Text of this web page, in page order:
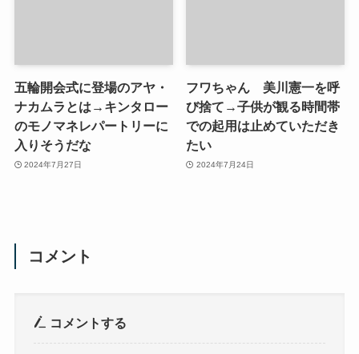
五輪開会式に登場のアヤ・
ナカムラとは→キンタロー
のモノマネレパートリーに
入りそうだな
2024年7月27日
フワちゃん 美川憲一を呼
び捨て→子供が観る時間帯
での起用は止めていただき
たい
2024年7月24日
コメント
コメントする